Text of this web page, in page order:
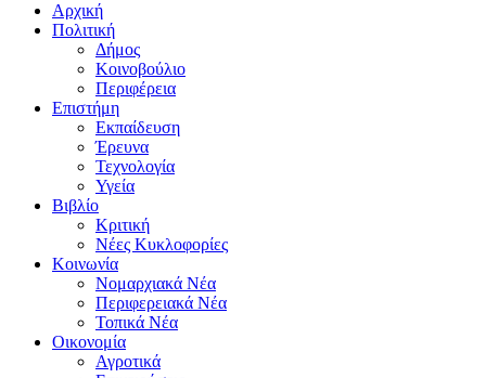
Αρχική
Πολιτική
Δήμος
Κοινοβούλιο
Περιφέρεια
Επιστήμη
Εκπαίδευση
Έρευνα
Τεχνολογία
Υγεία
Βιβλίο
Κριτική
Νέες Κυκλοφορίες
Κοινωνία
Νομαρχιακά Νέα
Περιφερειακά Νέα
Τοπικά Νέα
Οικονομία
Αγροτικά